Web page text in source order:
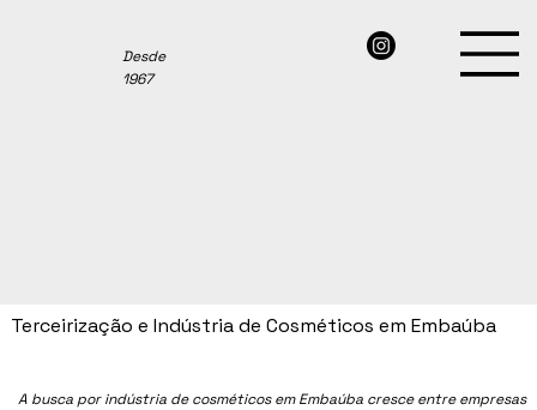
Desde
1967
A busca por indústria de cosméticos emEmbaúba cresce entre empresas
Terceirização e Indústria de Cosméticos em Embaúba